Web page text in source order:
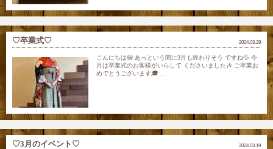
2024.03.29
♡卒業式♡
こんにちは😃 あっという間に3月も終わりそう ですね💦 今
月は卒業式のお客様がいらして くださいました🎶 ご卒業お
めでとうございます🎓 ...
2024.03.19
♡3月のイベント♡